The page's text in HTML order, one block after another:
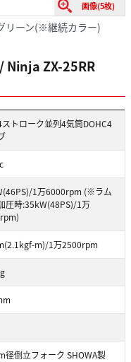
画像(5枚)
リーン(※継続カラー)
Ninja ZX-25RR
トローク並列4気筒DOHC4
1万6000rpm (※ラム
圧時:35kW(48PS)/1万
m)/1万2500rpm
径倒立フォーク SHOWA製